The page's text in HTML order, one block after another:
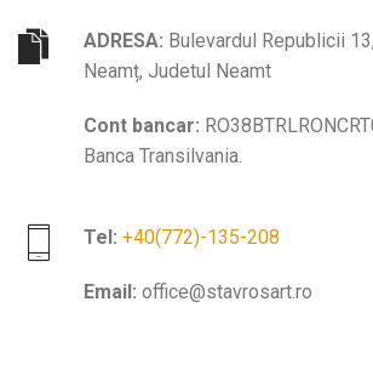
ADRESA: Bulevardul Republicii
Neamț, Judetul Neamt
Cont bancar:
Banca Transilvania.
Tel: +40(772)-135-208
Email: office@stavrosart.ro